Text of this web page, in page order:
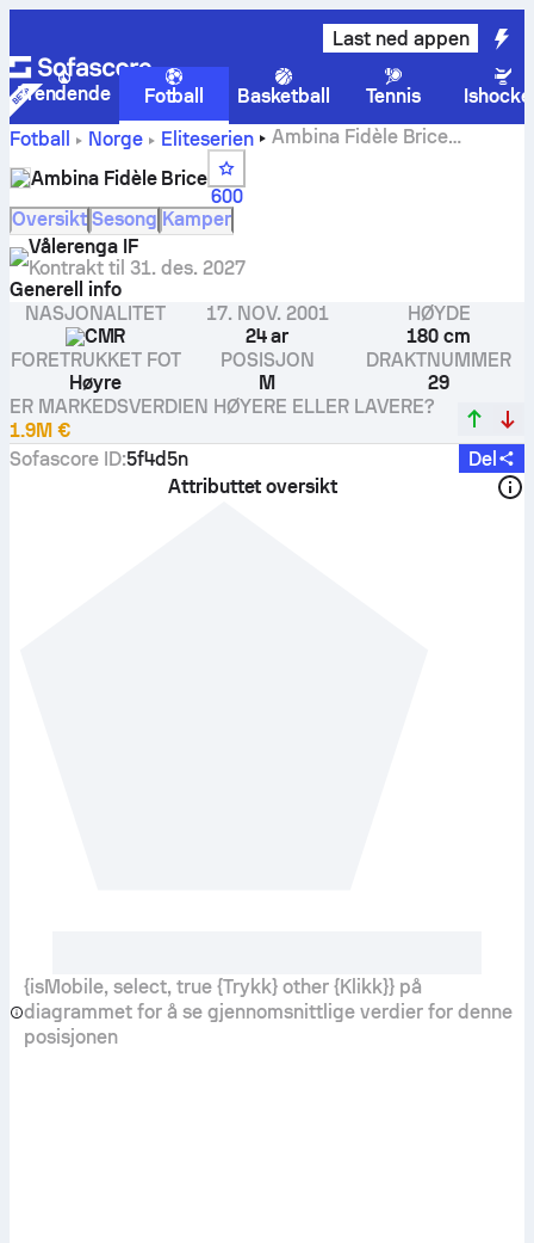
Last ned appen
Trendende Fotball Basketball Tennis
Fotball
Norge Eliteserien
Ambina Fidèle Brice
statistikk, vurderinger, mål
Ambina Fidèle Brice
600
Oversikt Sesong Kamper
Vålerenga IF
Kontrakt til 31. des. 2027
Generell info
NASJONALITET
CMR
17. NOV. 2001
24 ar
HØYDE
180 cm
FORETRUKKET FOT
Høyre
POSISJON
M
DRAKTNUMMER
29
ER MARKEDSVERDIEN HØYERE ELLER LAVERE?
1.9M €
Sofascore ID:5f4d5n
Del
Attributtet oversikt
{isMobile, select, true {Trykk} other {Klikk}} på
diagrammet for å se gjennomsnittlige verdier for denne
posisjonen